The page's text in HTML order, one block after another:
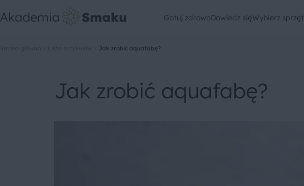
Gotuj zdrowoDowiedz sięWybierz sprzęt
Jak zrobić aquafabę?
Jak zrobić aquafabę?